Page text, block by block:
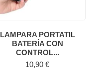
LAMPARA PORTATIL
BATERÍA CON
CONTROL...
Precio
10,90 €